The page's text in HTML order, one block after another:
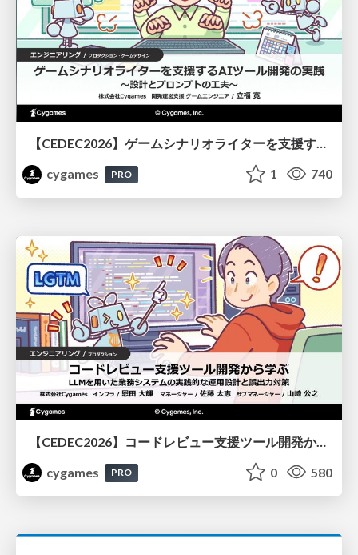
【CEDEC2026】ゲームシナリオライターを支援するAIツール開発の実践 ― 設計とプロンプトの工夫 ―
cygames
PRO 1 740
【CEDEC2026】コードレビュー支援ツール開発から学ぶ：LLMを用いた業務システムの実践的な運用設計と誤出力対策
cygames
PRO 0 580